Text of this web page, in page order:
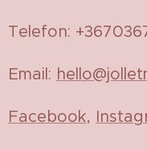
Telefon:
Email:
Facebook,